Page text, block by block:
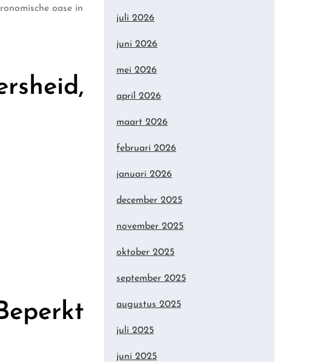
oase in
juli 2026
juni 2026
mei 2026
april 2026
maart 2026
februari 2026
januari 2026
december 2025
november 2025
oktober 2025
september 2025
augustus 2025
juli 2025
juni 2025